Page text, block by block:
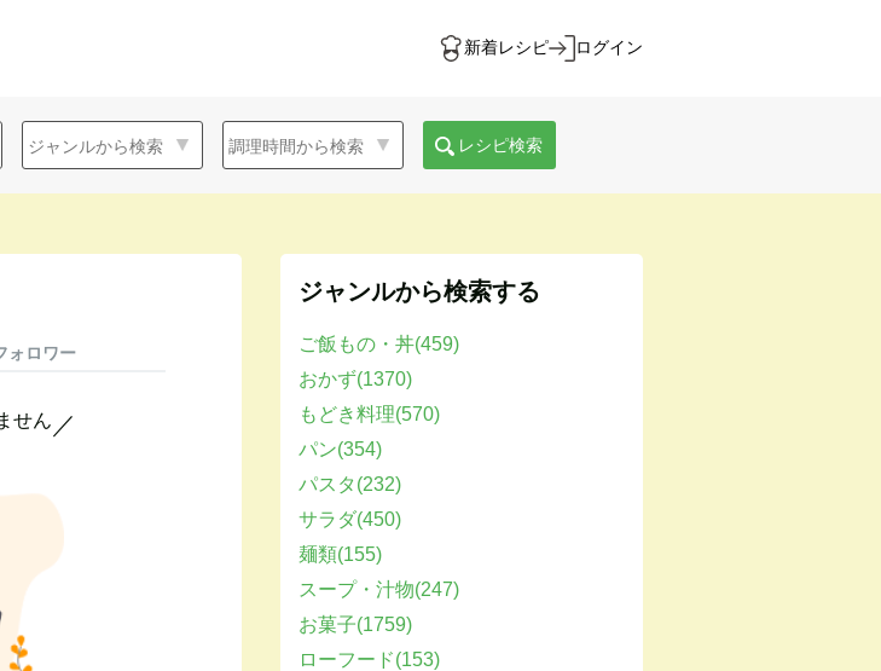
新着レシピ ログイン
レシピ検索
ォロワー
せん ／
ジャンルから検索する
ご飯もの・丼(459)
おかず(1370)
もどき料理(570)
パン(354)
パスタ(232)
サラダ(450)
麺類(155)
スープ・汁物(247)
お菓子(1759)
ローフード(153)